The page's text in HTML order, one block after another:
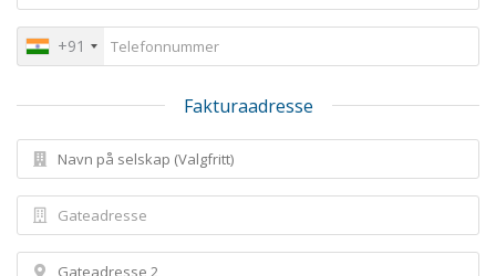
+91
Fakturaadresse